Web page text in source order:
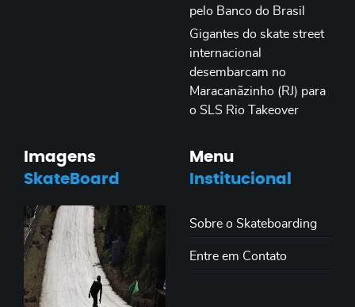
pelo Banco do Brasil
Gigantes do skate street
internacional
desembarcam no
Maracanãzinho (RJ) para
o SLS Rio Takeover
Imagens
SkateBoard
Menu
Institucional
Sobre o Skateboarding
Entre em Contato